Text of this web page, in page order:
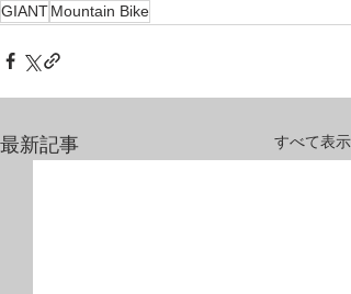
GIANTMountain Bike
最新記事 すべて表示